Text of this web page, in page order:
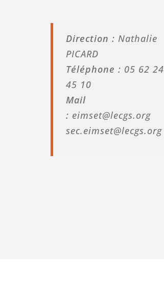
Direction : Nathalie
PICARD
Téléphone : 05 62 24
45 10
Mail
: eimset@lecgs.org
sec.eimset@lecgs.org